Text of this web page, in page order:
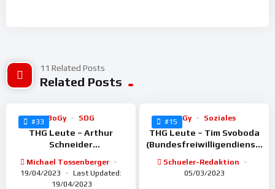
11 Related Posts
Related Posts
#33
100
BoGy SDG
THG Leute – Arthur
Schneider
BECHTLE AG
Michael Tossenberger
19/04/2023
Last Updated:
19/04/2023
#15BoGy Soziales
THG Leute – Tim Svoboda
(Bundesfreiwilligendienst,
Schueler-Redaktion
05/03/2023